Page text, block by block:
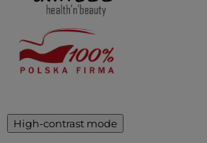
High-contrast mode